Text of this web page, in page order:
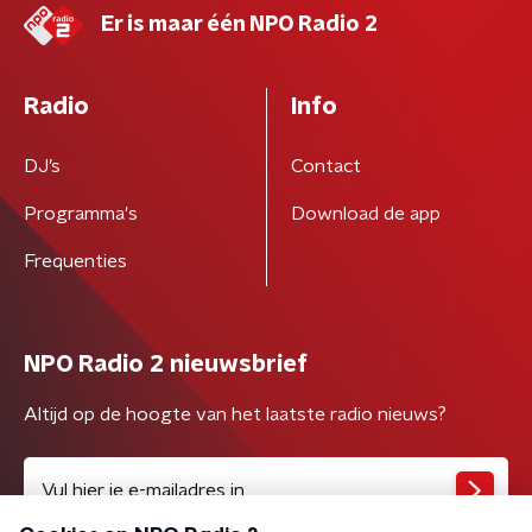
Er is maar één NPO Radio 2
Radio
DJ’s
Programma's
Frequenties
Info
Contact
Download de app
NPO Radio 2 nieuwsbrief
Altijd op de hoogte van het laatste radio nieuws?